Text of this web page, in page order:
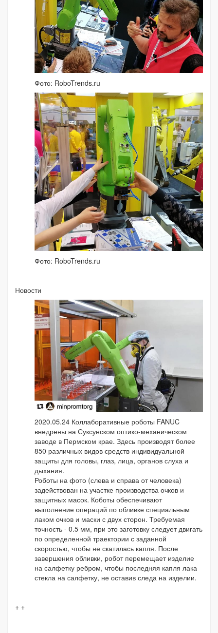
Фото: RoboTrends.ru
Фото: RoboTrends.ru
Новости
2020.05.24 Коллаборативные роботы FANUC
внедрены на Суксунском оптико-механическом
заводе в Пермском крае. Здесь производят более
850 различных видов средств индивидуальной
защиты для головы, глаз, лица, органов слуха и
дыхания.
Роботы на фото (слева и справа от человека)
задействован на участке производства очков и
защитных масок. Коботы обеспечивают
выполнение операций по обливке специальным
лаком очков и маски с двух сторон. Требуемая
точность - 0.5 мм, при это заготовку следует двигать
по определенной траектории с заданной
скоростью, чтобы не скатилась капля. После
завершения обливки, робот перемещает изделие
на салфетку ребром, чтобы последняя капля лака
стекла на салфетку, не оставив следа на изделии.
+ +